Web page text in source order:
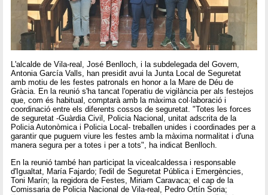
L'alcalde de Vila-real, José Benlloch, i la subdelegada del Govern,
Antonia García Valls, han presidit avui la Junta Local de Seguretat
amb motiu de les festes patronals en honor a la Mare de Déu de
Gràcia. En la reunió s'ha tancat l'operatiu de vigilància per als festejos
que, com és habitual, comptarà amb la màxima col·laboració i
coordinació entre els diferents cossos de seguretat. "Totes les forces
de seguretat -Guàrdia Civil, Policia Nacional, unitat adscrita de la
Policia Autonòmica i Policia Local- treballen unides i coordinades per a
garantir que puguem viure les festes amb la màxima normalitat i d'una
manera segura per a totes i per a tots", ha indicat Benlloch.
En la reunió també han participat la vicealcaldessa i responsable
d'Igualtat, María Fajardo; l'edil de Seguretat Pública i Emergències,
Toni Marín; la regidora de Festes, Miriam Caravaca; el cap de la
Comissaria de Policia Nacional de Vila-real, Pedro Ortín Soria;